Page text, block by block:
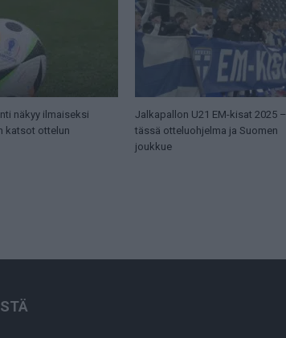
näkyy ilmaiseksi
katsot ottelun
Jalkapallon U21 EM-kisat 2025 –
tässä otteluohjelma ja Suomen
joukkue